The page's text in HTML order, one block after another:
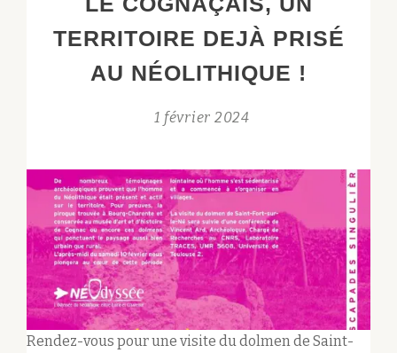
TERRITOIRE DEJÀ PRISÉ
AU NÉOLITHIQUE !
1 février 2024
Rendez-vous pour une visite du dolmen de Saint-